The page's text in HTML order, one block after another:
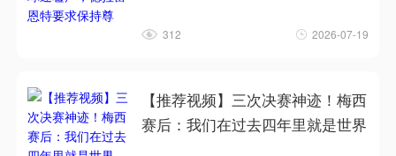
312 2026-07-19
【推荐视频】三次决赛神迹！梅西
赛后：我们在过去四年里就是世界